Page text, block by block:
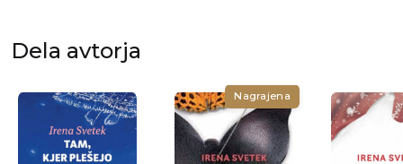
Dela avtorja
Nagrajena